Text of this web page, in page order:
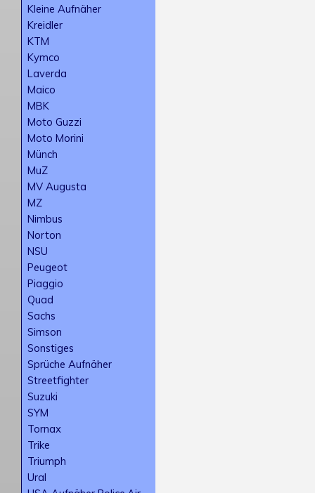
Kleine Aufnäher
Kreidler
KTM
Kymco
Laverda
Maico
MBK
Moto Guzzi
Moto Morini
Münch
MuZ
MV Augusta
MZ
Nimbus
Norton
NSU
Peugeot
Piaggio
Quad
Sachs
Simson
Sonstiges
Sprüche Aufnäher
Streetfighter
Suzuki
SYM
Tornax
Trike
Triumph
Ural